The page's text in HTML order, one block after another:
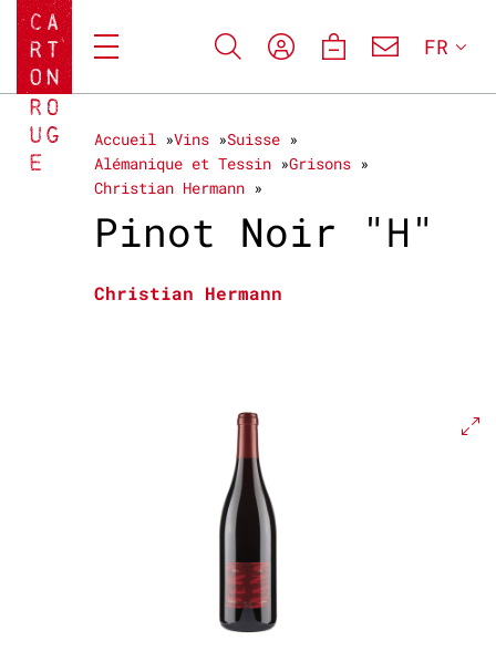
FR
Accueil Vins
Suisse
Alémanique et Tessin
Grisons
Christian Hermann
Pinot Noir "H"
Christian Hermann